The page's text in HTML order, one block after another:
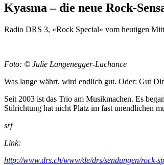
Kyasma – die neue Rock-
Radio DRS 3, «Rock Special» vom heutigen
Foto: © Julie Langenegger-Lachance
Was lange währt, wird endlich gut. Oder: Gut
Seit 2003 ist das Trio am Musikmachen. Es
Stilrichtung hat nicht Platz im fast unendlichen
srf
Link:
http://www.drs.ch/www/de/drs/sendungen/rock-